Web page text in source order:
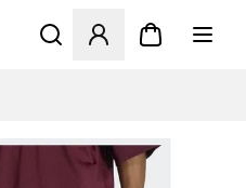
Åbner en Modal til at